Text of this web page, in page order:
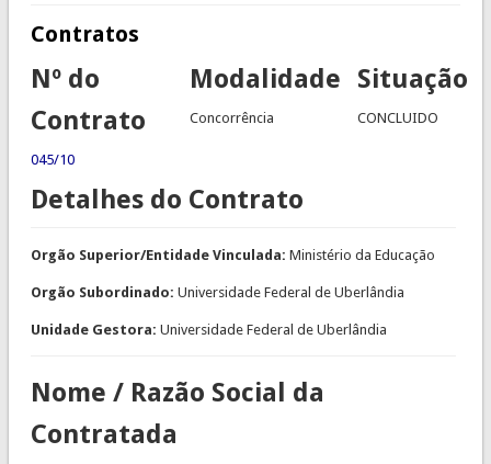
Contratos
Nº do
Contrato
045/10
Modalidade
Concorrência
Situação
CONCLUIDO
Detalhes do Contrato
Orgão Superior/Entidade Vinculada: Ministério da Educação
Orgão Subordinado: Universidade Federal de Uberlândia
Unidade Gestora: Universidade Federal de Uberlândia
Nome / Razão Social da
Contratada